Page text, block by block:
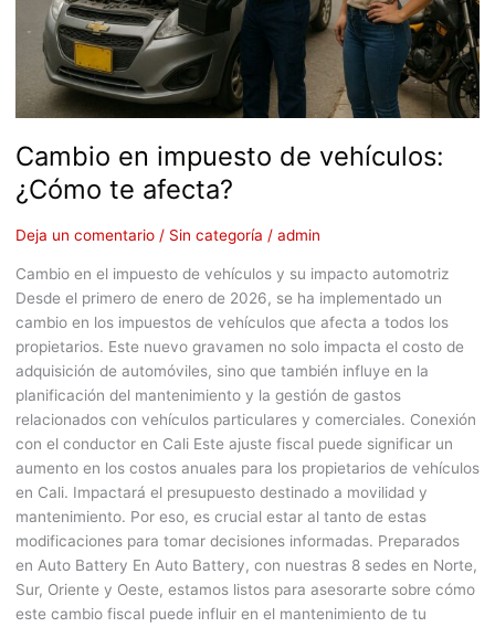
Cambio en impuesto de vehículos:
¿Cómo te afecta?
Deja un comentario / Sin categoría / admin
Cambio en el impuesto de vehículos y su impacto automotriz
Desde el primero de enero de 2026, se ha implementado un
cambio en los impuestos de vehículos que afecta a todos los
propietarios. Este nuevo gravamen no solo impacta el costo de
adquisición de automóviles, sino que también influye en la
planificación del mantenimiento y la gestión de gastos
relacionados con vehículos particulares y comerciales. Conexión
con el conductor en Cali Este ajuste fiscal puede significar un
aumento en los costos anuales para los propietarios de vehículos
en Cali. Impactará el presupuesto destinado a movilidad y
mantenimiento. Por eso, es crucial estar al tanto de estas
modificaciones para tomar decisiones informadas. Preparados
en Auto Battery En Auto Battery, con nuestras 8 sedes en Norte,
Sur, Oriente y Oeste, estamos listos para asesorarte sobre cómo
este cambio fiscal puede influir en el mantenimiento de tu